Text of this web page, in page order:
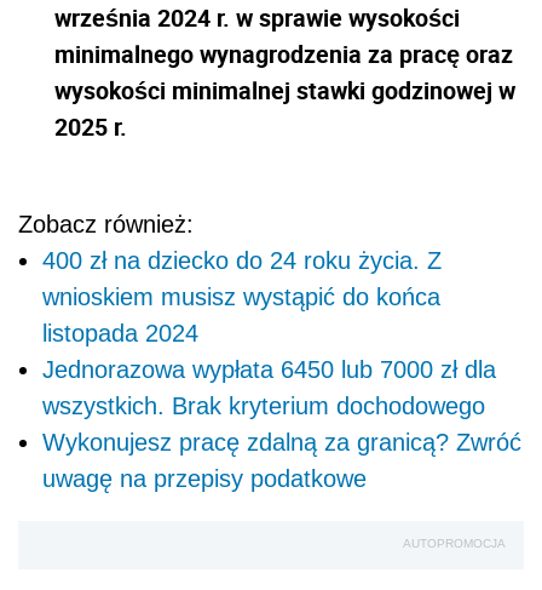
września 2024 r. w sprawie wysokości
minimalnego wynagrodzenia za pracę oraz
wysokości minimalnej stawki godzinowej w
2025 r.
Zobacz również:
400 zł na dziecko do 24 roku życia. Z
wnioskiem musisz wystąpić do końca
listopada 2024
Jednorazowa wypłata 6450 lub 7000 zł dla
wszystkich. Brak kryterium dochodowego
Wykonujesz pracę zdalną za granicą? Zwróć
uwagę na przepisy podatkowe
AUTOPROMOCJA